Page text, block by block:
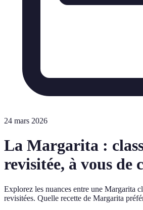
24 mars 2026
La Margarita :
revisitée, à vous de
Explorez les nuances entre une Margarita
revisitées. Quelle recette de Margarita